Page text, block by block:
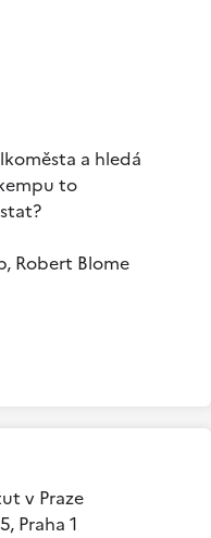
a hledá
to
Robert Blome
v Praze
Praha 1